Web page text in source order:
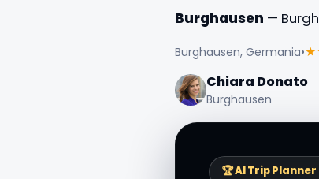
Burghausen —
Burghausen, Germania•
Chiara Donato
Burghausen
🏆 AI Trip Planner